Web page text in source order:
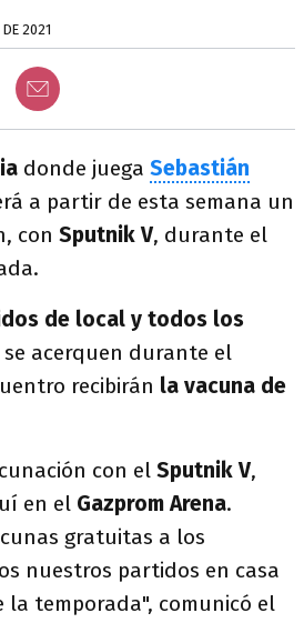
2021
donde juega Sebastián
a partir de esta semana un
con Sputnik V, durante el
de local y todos los
se acerquen durante el
recibirán la vacuna de
con el Sputnik V,
en el Gazprom Arena.
gratuitas a los
nuestros partidos en casa
temporada", comunicó el